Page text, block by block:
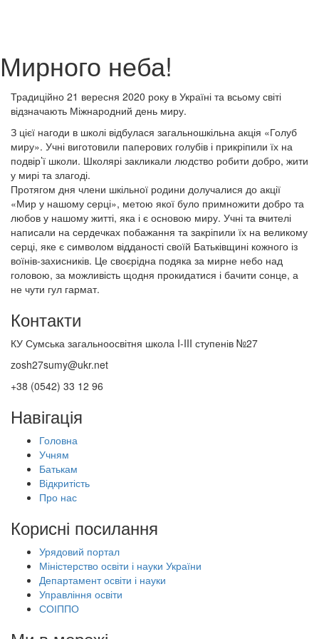
Мирного неба!
Традиційно 21 вересня 2020 року в Україні та всьому світі
відзначають Міжнародний день миру.
З цієї нагоди в школі відбулася загальношкільна акція «Голуб
миру». Учні виготовили паперових голубів і прикріпили їх на
подвір’ї школи. Школярі закликали людство робити добро, жити
у мирі та злагоді.
Протягом дня члени шкільної родини долучалися до акції
«Мир у нашому серці», метою якої було примножити добро та
любов у нашому житті, яка і є основою миру. Учні та вчителі
написали на сердечках побажання та закріпили їх на великому
серці, яке є символом відданості своїй Батьківщині кожного із
воїнів-захисників. Це своєрідна подяка за мирне небо над
головою, за можливість щодня прокидатися і бачити сонце, а
не чути гул гармат.
Контакти
КУ Сумська загальноосвітня школа I-III ступенів №27
zosh27sumy@ukr.net
+38 (0542) 33 12 96
Навігація
Головна
Учням
Батькам
Відкритість
Про нас
Корисні посилання
Урядовий портал
Міністерство освіти і науки України
Департамент освіти і науки
Управління освіти
СОІППО